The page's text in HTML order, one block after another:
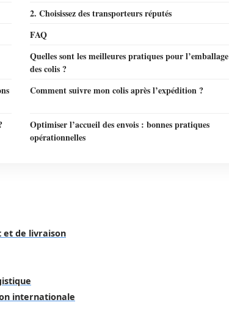
2. Choisissez des transporteurs réputés
FAQ
Quelles sont les meilleures pratiques pour l’emballage
des colis ?
Comment suivre mon colis après l’expédition ?
Optimiser l’accueil des envois : bonnes pratiques
opérationnelles
et de livraison
internationale